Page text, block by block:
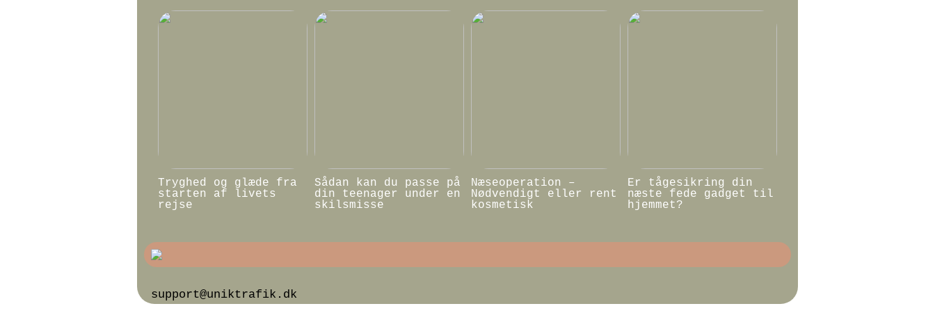
Tryghed og glæde fra
starten af livets
rejse
Sådan kan du passe på
din teenager under en
skilsmisse
Næseoperation –
Nødvendigt eller rent
kosmetisk
Er tågesikring din
næste fede gadget til
hjemmet?
support@uniktrafik.dk